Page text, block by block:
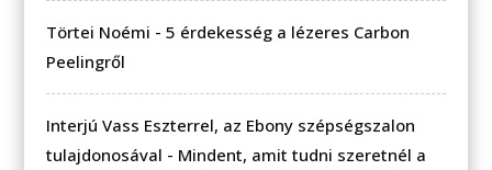
Törtei Noémi -5 érdekesség a lézeres Carbon
Peelingről
Interjú Vass Eszterrel, az Ebony szépségszalon
tulajdonosával - Mindent, amit tudni szeretnél a